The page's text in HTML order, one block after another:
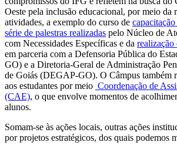
Oeste pela inclusão educacional, por meio da
atividades, a exemplo do curso de
série de palestras realizadas pelo Núcleo de
com Necessidades Específicas e da
em parceria com a Defensoria Pública do
GO) e a Diretoria-Geral de Administração
de Goiás (DEGAP-GO). O Câmpus também
aos estudantes por meio Coordenação de
(CAE), o que envolve momentos de
alunos.
Somam-se às ações locais, outras ações
por projetos estratégicos, dos quais podemos